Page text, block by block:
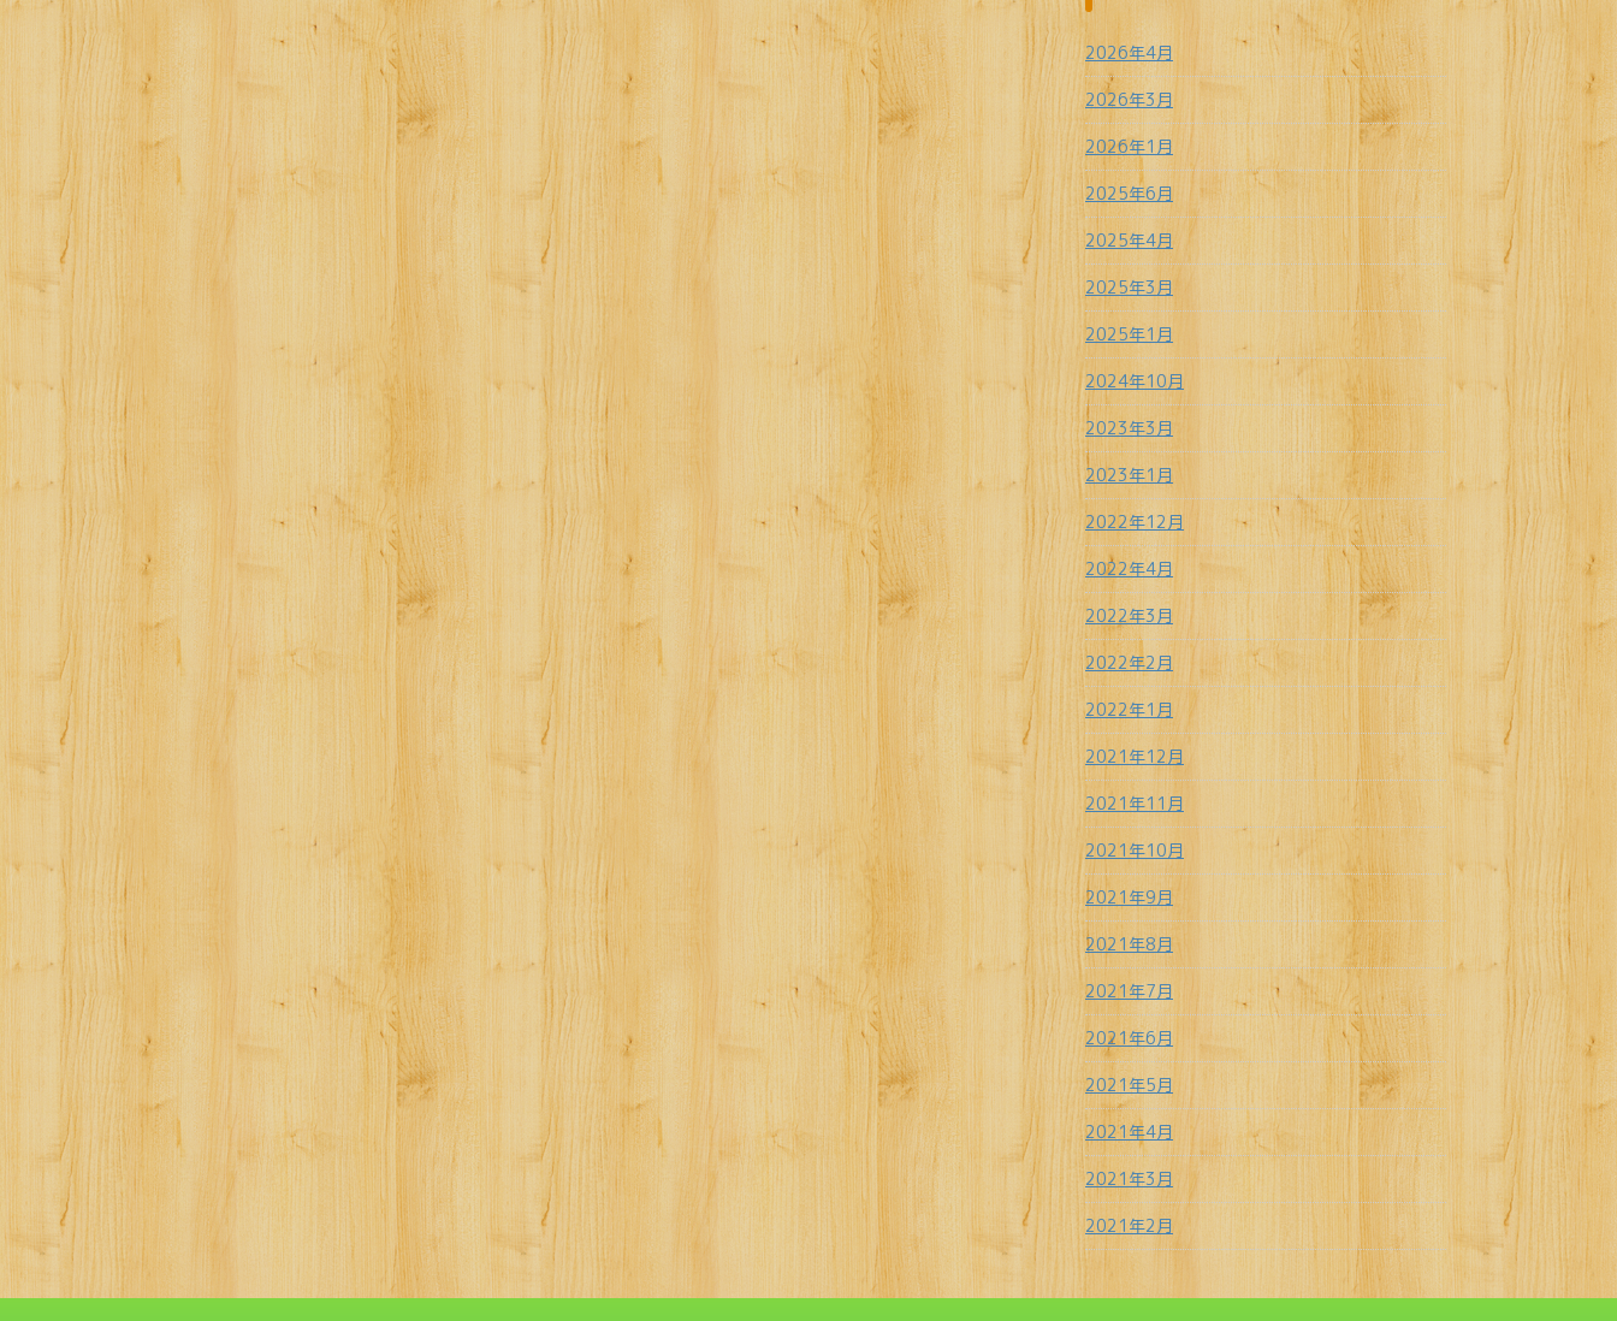
2026年4月
2026年3月
2026年1月
2025年6月
2025年4月
2025年3月
2025年1月
2024年10月
2023年3月
2023年1月
2022年12月
2022年4月
2022年3月
2022年2月
2022年1月
2021年12月
2021年11月
2021年10月
2021年9月
2021年8月
2021年7月
2021年6月
2021年5月
2021年4月
2021年3月
2021年2月